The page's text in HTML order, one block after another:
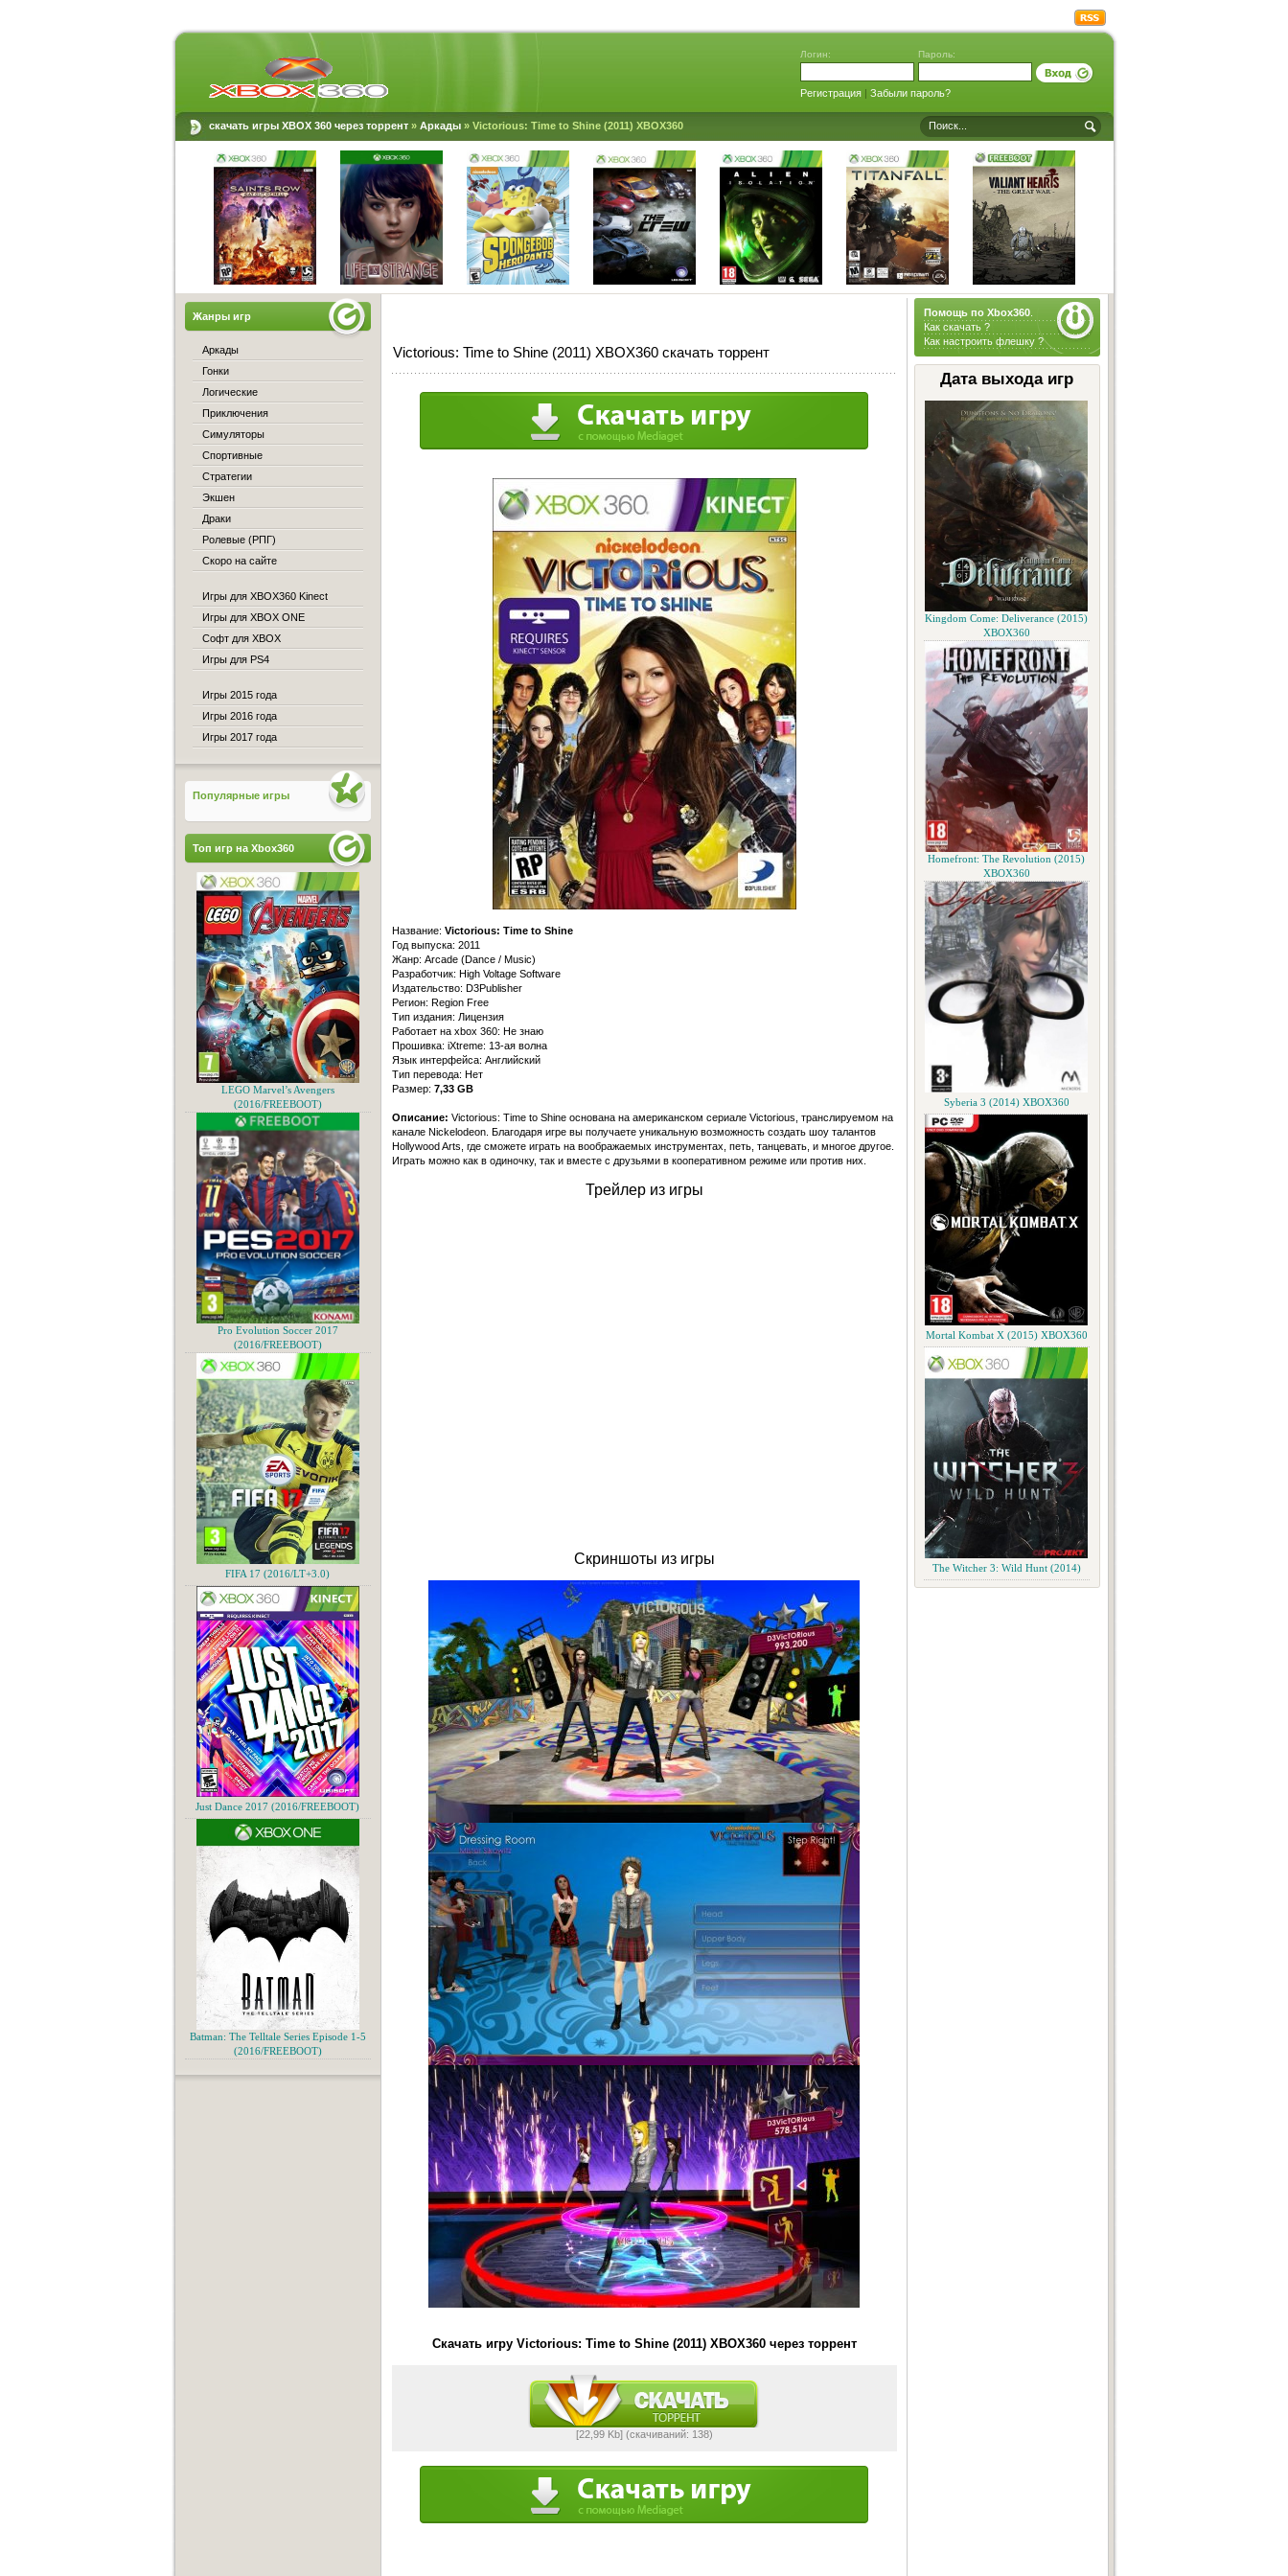
Логин: Пароль:
Регистрация| Забыли пароль?
скачать игры XBOX 360 через торрент» Аркады» Victorious: Time to Shine (2011) XBOX360
Помощь по Xbox360.
Как скачать ?
Как настроить флешку ?
Дата выхода игр
Kingdom Come: Deliverance (2015)
XBOX360
Homefront: The Revolution (2015)
XBOX360
Syberia 3 (2014) XBOX360
Mortal Kombat X (2015) XBOX360
The Witcher 3: Wild Hunt (2014)
Victorious: Time to Shine (2011) XBOX360 скачать торрент
Название: Victorious: Time to Shine
Год выпуска: 2011
Жанр: Arcade (Dance / Music)
Разработчик: High Voltage Software
Издательство: D3Publisher
Регион: Region Free
Тип издания: Лицензия
Работает на xbox 360: Не знаю
Прошивка: iXtreme: 13-ая волна
Язык интерфейса: Английский
Тип перевода: Нет
Размер: 7,33 GB
Описание: Victorious: Time to Shine основана на американском сериале Victorious, транслируемом на
канале Nickelodeon. Благодаря игре вы получаете уникальную возможность создать шоу талантов
Hollywood Arts, где сможете играть на воображаемых инструментах, петь, танцевать, и многое другое.
Играть можно как в одиночку, так и вместе с друзьями в кооперативном режиме или против них.
Трейлер из игры
Скриншоты из игры
Скачать игру Victorious: Time to Shine (2011) XBOX360 через торрент
[22,99 Kb] (cкачиваний: 138)
Жанры игр
Аркады
Гонки
Логические
Приключения
Симуляторы
Спортивные
Стратегии
Экшен
Драки
Ролевые (РПГ)
Скоро на сайте
Игры для XBOX360 Kinect
Игры для XBOX ONE
Софт для XBOX
Игры для PS4
Игры 2015 года
Игры 2016 года
Игры 2017 года
Популярные игры
Топ игр на Xbox360
LEGO Marvel’s Avengers
(2016/FREEBOOT)
Pro Evolution Soccer 2017
(2016/FREEBOOT)
FIFA 17 (2016/LT+3.0)
Just Dance 2017 (2016/FREEBOOT)
Batman: The Telltale Series Episode 1-5
(2016/FREEBOOT)